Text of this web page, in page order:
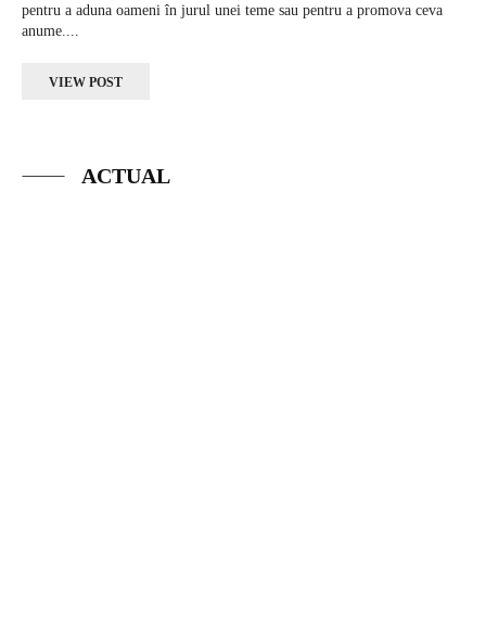
pentru a aduna oameni în jurul unei teme sau pentru a promova ceva
anume....
VIEW POST
ACTUAL